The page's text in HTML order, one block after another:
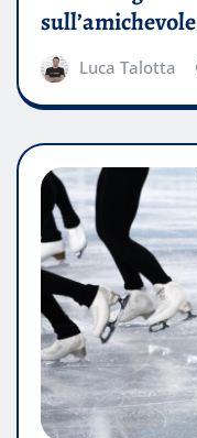
sull’amichevole
Luca Talotta